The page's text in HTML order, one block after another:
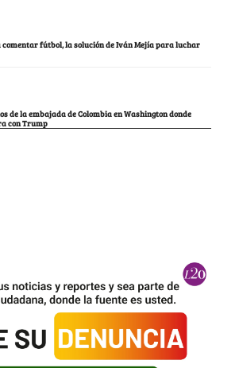
fútbol, la solución de Iván Mejía para luchar
de la embajada de Colombia en Washington donde
con Trump